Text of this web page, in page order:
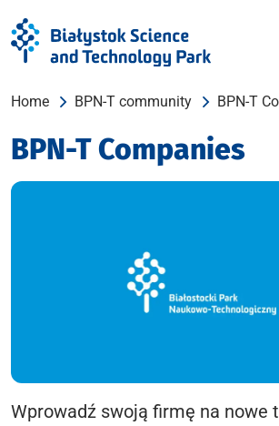
Home BPN-T community BPN-T
BPN-T Companies
Wprowadź swoją firmę na nowe